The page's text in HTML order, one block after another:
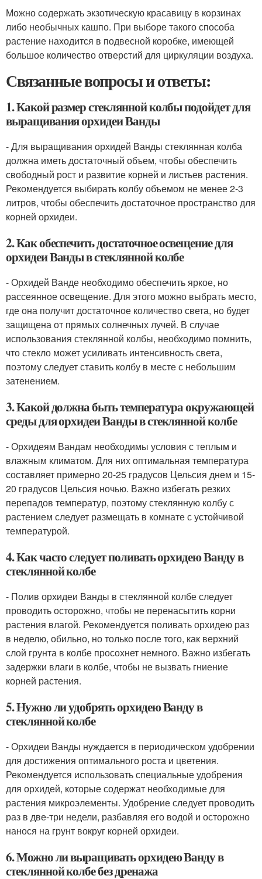
Можно содержать экзотическую красавицу в корзинах
либо необычных кашпо. При выборе такого способа
растение находится в подвесной коробке, имеющей
большое количество отверстий для циркуляции воздуха.
Связанные вопросы и ответы:
1. Какой размер стеклянной колбы подойдет для
выращивания орхидеи Ванды
- Для выращивания орхидей Ванды стеклянная колба
должна иметь достаточный объем, чтобы обеспечить
свободный рост и развитие корней и листьев растения.
Рекомендуется выбирать колбу объемом не менее 2-3
литров, чтобы обеспечить достаточное пространство для
корней орхидеи.
2. Как обеспечить достаточное освещение для
орхидеи Ванды в стеклянной колбе
- Орхидей Ванде необходимо обеспечить яркое, но
рассеянное освещение. Для этого можно выбрать место,
где она получит достаточное количество света, но будет
защищена от прямых солнечных лучей. В случае
использования стеклянной колбы, необходимо помнить,
что стекло может усиливать интенсивность света,
поэтому следует ставить колбу в месте с небольшим
затенением.
3. Какой должна быть температура окружающей
среды для орхидеи Ванды в стеклянной колбе
- Орхидеям Вандам необходимы условия с теплым и
влажным климатом. Для них оптимальная температура
составляет примерно 20-25 градусов Цельсия днем и 15-
20 градусов Цельсия ночью. Важно избегать резких
перепадов температур, поэтому стеклянную колбу с
растением следует размещать в комнате с устойчивой
температурой.
4. Как часто следует поливать орхидею Ванду в
стеклянной колбе
- Полив орхидеи Ванды в стеклянной колбе следует
проводить осторожно, чтобы не перенасытить корни
растения влагой. Рекомендуется поливать орхидею раз
в неделю, обильно, но только после того, как верхний
слой грунта в колбе просохнет немного. Важно избегать
задержки влаги в колбе, чтобы не вызвать гниение
корней растения.
5. Нужно ли удобрять орхидею Ванду в
стеклянной колбе
- Орхидеи Ванды нуждается в периодическом удобрении
для достижения оптимального роста и цветения.
Рекомендуется использовать специальные удобрения
для орхидей, которые содержат необходимые для
растения микроэлементы. Удобрение следует проводить
раз в две-три недели, разбавляя его водой и осторожно
нанося на грунт вокруг корней орхидеи.
6. Можно ли выращивать орхидею Ванду в
стеклянной колбе без дренажа